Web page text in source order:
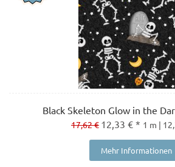
Black Skeleton Glow in the
17,62 € 12,33 € * 1 m |
Mehr Informationen